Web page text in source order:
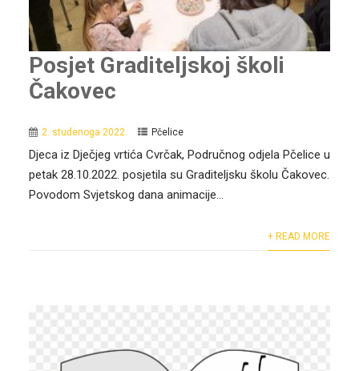
Posjet Graditeljskoj školi
Čakovec
2. studenoga 2022. Pčelice
Djeca iz Dječjeg vrtića Cvrčak, Područnog odjela Pčelice u
petak 28.10.2022. posjetila su Graditeljsku školu Čakovec.
Povodom Svjetskog dana animacije...
+ READ MORE